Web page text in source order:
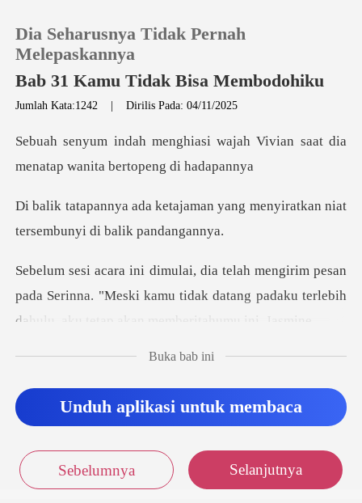
Pengisian Ulang
Riwayat Membaca
Dia Seharusnya Tidak Pernah
Melepaskannya
Bab 31 Kamu Tidak Bisa Membodohiku
Jumlah Kata:1242 |Dirilis Pada: 04/11/2025
wajah Vivian saat dia
menatap
man yang menyiratkan niat
ters
an
pada Serinna. "Meski kamu tidak datang padaku terle
Buka bab ini
Unduh aplikasi untuk membaca
Sebelumnya Selanjutnya